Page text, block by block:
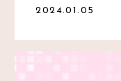
2024.01.05